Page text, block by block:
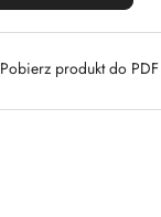
Pobierz produkt do PDF